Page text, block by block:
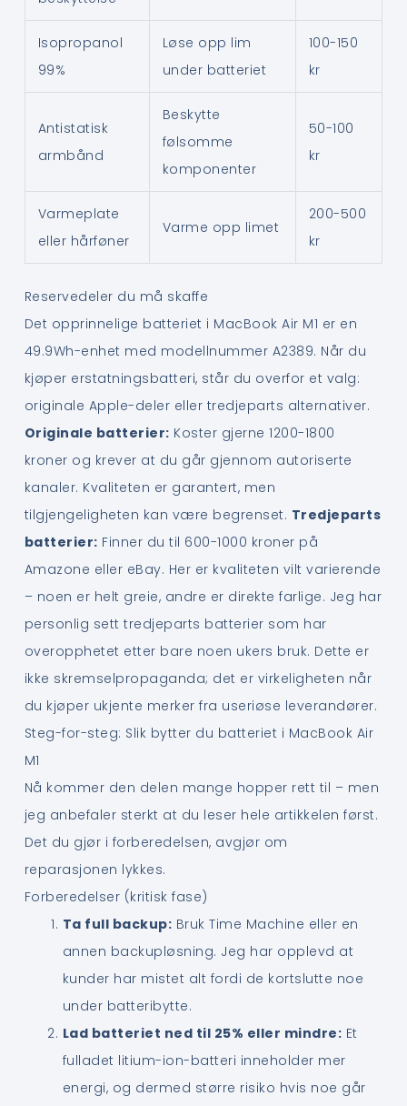
Isopropanol
99%
Løse opp lim
under batteriet
100-150
kr
Antistatisk
armbånd
Beskytte
følsomme
komponenter
50-100
kr
Varmeplate
eller hårføner
Varme opp limet
200-500
kr
Reservedeler du må skaffe
Det opprinnelige batteriet i MacBook Air M1 er en
49.9Wh-enhet med modellnummer A2389. Når du
kjøper erstatningsbatteri, står du overfor et valg:
originale Apple-deler eller tredjeparts alternativer.
Originale batterier: Koster gjerne 1200-1800
kroner og krever at du går gjennom autoriserte
kanaler. Kvaliteten er garantert, men
tilgjengeligheten kan være begrenset. Tredjeparts
batterier: Finner du til 600-1000 kroner på
Amazone eller eBay. Her er kvaliteten vilt varierende
– noen er helt greie, andre er direkte farlige. Jeg har
personlig sett tredjeparts batterier som har
overopphetet etter bare noen ukers bruk. Dette er
ikke skremselpropaganda; det er virkeligheten når
du kjøper ukjente merker fra useriøse leverandører.
Steg-for-steg: Slik bytter du batteriet i MacBook Air
M1
Nå kommer den delen mange hopper rett til – men
jeg anbefaler sterkt at du leser hele artikkelen først.
Det du gjør i forberedelsen, avgjør om
reparasjonen lykkes.
Forberedelser (kritisk fase)
Ta full backup: Bruk Time Machine eller en
annen backupløsning. Jeg har opplevd at
kunder har mistet alt fordi de kortslutte noe
under batteribytte.
Lad batteriet ned til 25% eller mindre: Et
fulladet litium-ion-batteri inneholder mer
energi, og dermed større risiko hvis noe går